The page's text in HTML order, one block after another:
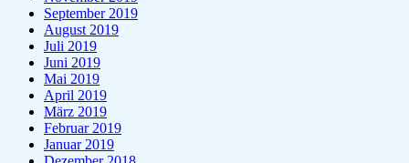
September 2019
August 2019
Juli 2019
Juni 2019
Mai 2019
April 2019
März 2019
Februar 2019
Januar 2019